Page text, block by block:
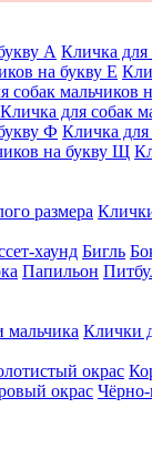
А Кличка для
на букву Е
собак мальчиков
Кличка для собак
Ф Кличка для
на букву Щ
размера
хаунд Бигль
Папильон
мальчика Клички
окрас
окрас